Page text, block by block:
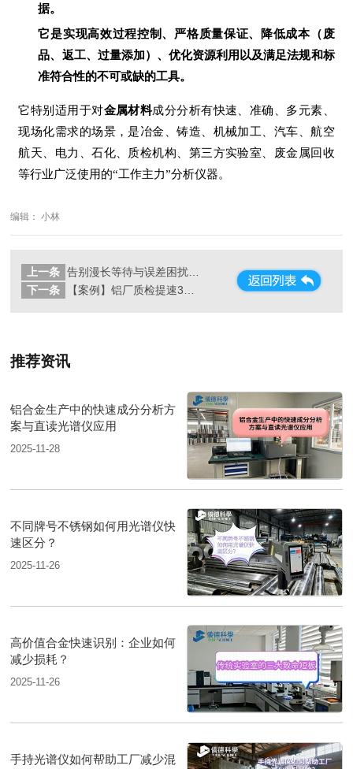
据。
它是实现高效过程控制、严格质量保证、降低成本（废
品、返工、过量添加）、优化资源利用以及满足法规和标
准符合性的不可或缺的工具。
它特别适用于对金属材料成分分析有快速、准确、多元素、
现场化需求的场景，是冶金、铸造、机械加工、汽车、航空
航天、电力、石化、质检机构、第三方实验室、废金属回收
等行业广泛使用的“工作主力”分析仪器。
编辑： 小林
上一条
告别漫长等待与误差困扰：斯派克直读光谱仪如何重塑铸造厂金属分析效率
下一条
推荐资讯
铝合金生产中的快速成分分析方
案与直读光谱仪应用
2025-11-28
不同牌号不锈钢如何用光谱仪快
速区分？
2025-11-26
高价值合金快速识别：企业如何
减少损耗？
2025-11-26
手持光谱仪如何帮助工厂减少混